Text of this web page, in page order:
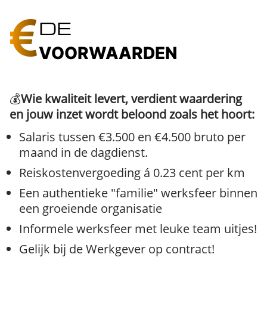
DE
VOORWAARDEN
💰Wie kwaliteit levert, verdient waardering
en jouw inzet wordt beloond zoals het hoort:
Salaris tussen €3.500 en €4.500 bruto per
maand in de dagdienst.
Reiskostenvergoeding á 0.23 cent per km
Een authentieke "familie" werksfeer binnen
een groeiende organisatie
Informele werksfeer met leuke team uitjes!
Gelijk bij de Werkgever op contract!